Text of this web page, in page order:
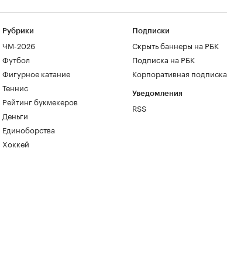
Рубрики
ЧМ-2026
Футбол
Фигурное катание
Теннис
Рейтинг букмекеров
Деньги
Единоборства
Хоккей
Подписки
Скрыть баннеры на РБК
Подписка на РБК
Корпоративная подписка
Уведомления
RSS